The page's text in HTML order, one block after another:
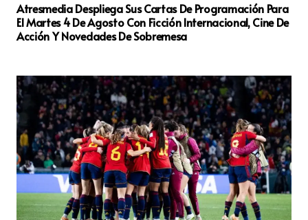
Atresmedia Despliega Sus Cartas De Programación Para
El Martes 4 De Agosto Con Ficción Internacional, Cine De
Acción Y Novedades De Sobremesa